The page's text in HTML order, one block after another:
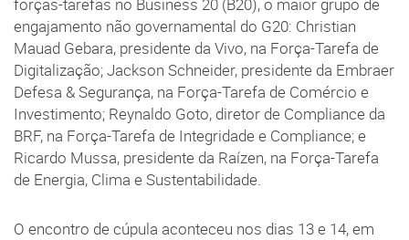
forças-tarefas no Business 20 (B20), o maior grupo de
engajamento não governamental do G20: Christian
Mauad Gebara, presidente da Vivo, na Força-Tarefa de
Digitalização; Jackson Schneider, presidente da Embraer
Defesa & Segurança, na Força-Tarefa de Comércio e
Investimento; Reynaldo Goto, diretor de Compliance da
BRF, na Força-Tarefa de Integridade e Compliance; e
Ricardo Mussa, presidente da Raízen, na Força-Tarefa
de Energia, Clima e Sustentabilidade.
O encontro de cúpula aconteceu nos dias 13 e 14, em